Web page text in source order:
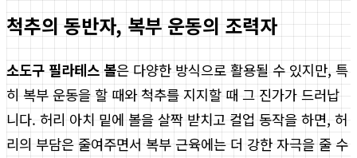
척추의 동반자, 복부 운동의 조력자
소도구 필라테스 볼은 다양한 방식으로 활용될 수 있지만, 특
히 복부 운동을 할 때와 척추를 지지할 때 그 진가가 드러납
니다. 허리 아치 밑에 볼을 살짝 받치고 컬업 동작을 하면, 허
리의 부담은 줄여주면서 복부 근육에는 더 강한 자극을 줄 수